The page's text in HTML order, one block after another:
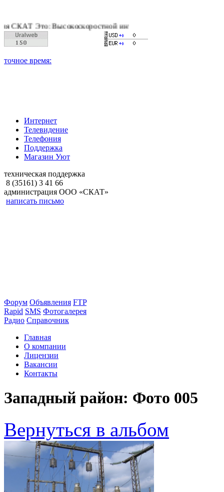
Это: Высокоскоростной интернет, качественное цифровое
Интернет
Телевидение
Телефония
Поддержка
Магазин Уют
техническая поддержка
8 (35161) 3 41 66
администрация ООО «СКАТ»
написать письмо
Форум Объявления FTP
Rapid SMS Фотогалерея
Радио Справочник
Главная
О компании
Лицензии
Вакансии
Контакты
Западный район: Фото 005
Вернуться в альбом